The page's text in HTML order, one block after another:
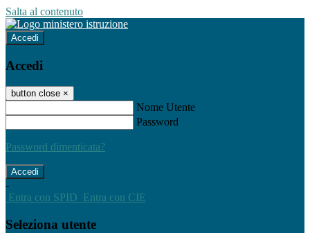
Salta al contenuto
Accedi
Accedi
button close ×
Nome Utente
Password
Password dimenticata?
-
Entra con SPID Entra con CIE
Seleziona utente